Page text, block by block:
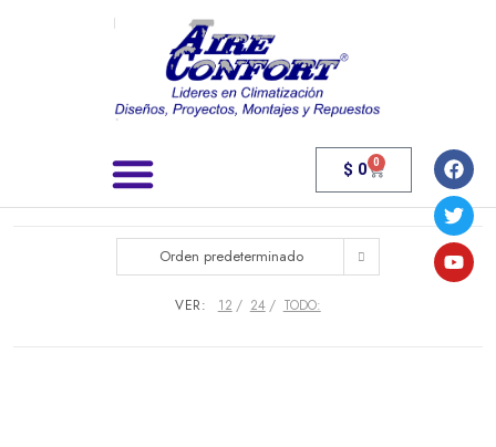
$ 0 0
Orden predeterminado
VER: 12 24 TODO: